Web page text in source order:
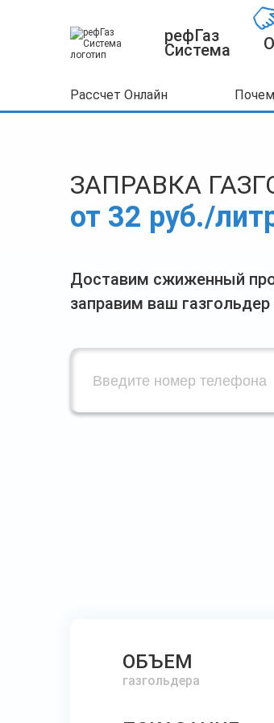
рефГаз
Система
Рассчет Онлайн
ЗАПРАВКА
от 32 руб./
Доставим сжиженный
заправим ваш газгольдер
ОБЪЕМ
газгольдера